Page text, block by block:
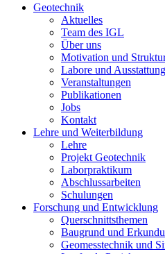
Geotechnik
Aktuelles
Team des IGL
Über uns
Motivation und
Labore und Ausstattung
Veranstaltungen
Publikationen
Jobs
Kontakt
Lehre und Weiterbildung
Lehre
Projekt Geotechnik
Laborpraktikum
Abschlussarbeiten
Schulungen
Forschung und Entwicklung
Querschnittsthemen
Baugrund und
Geomesstechnik und